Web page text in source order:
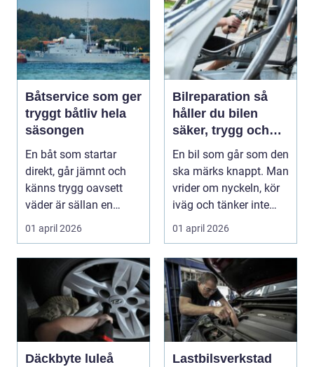
Båtservice som ger
tryggt båtliv hela
säsongen
En båt som startar
direkt, går jämnt och
känns trygg oavsett
väder är sällan en
slump. Bakom varje p...
01 april 2026
Bilreparation så
håller du bilen
säker, trygg och
ekonomisk
En bil som går som den
ska märks knappt. Man
vrider om nyckeln, kör
iväg och tänker inte
mer på det....
01 april 2026
Däckbyte luleå
Lastbilsverkstad